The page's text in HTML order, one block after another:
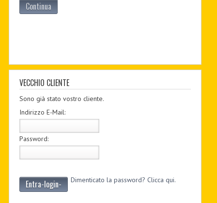
Continua
VECCHIO CLIENTE
Sono già stato vostro cliente.
Indirizzo E-Mail:
Password:
Entra-login- Dimenticato la password? Clicca qui.